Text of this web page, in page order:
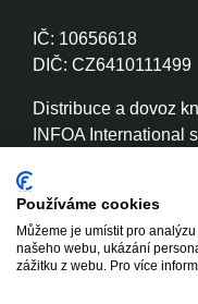
IČ: 10656618
DIČ: CZ6410111499
Distribuce a dovoz
INFOA International
IČ: 26870886
DIČ: CZ26870886
Používáme cookies
Můžeme je umístit pro
našeho webu, ukázání
zážitku z webu. Pro více